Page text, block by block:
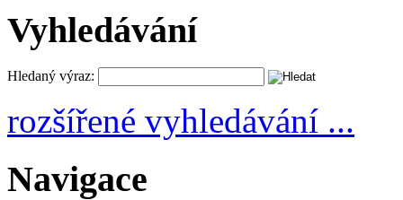
Vyhledávání
Hledaný výraz:
rozšířené vyhledávání ...
Navigace